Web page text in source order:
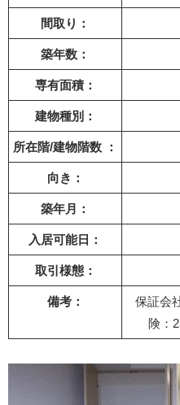
間取り：
築年数：
専有面積：
建物種別：
所在階/建物階数 ：
向き：
築年月：
入居可能日：
取引様態：
備考：
保証会
険：